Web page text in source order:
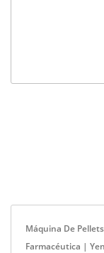
Máquina De
Farmacéutica |